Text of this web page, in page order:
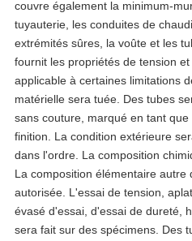
couvre également la minimum-
tuyauterie, les conduites de
extrémités sûres, la voûte et les
fournit les propriétés de tension
applicable à certaines limitations
matérielle sera tuée. Des tubes
sans couture, marqué en tant
finition. La condition extérieure
dans l'ordre. La composition
La composition élémentaire
autorisée. L'essai de tension,
évasé d'essai, d'essai de dureté,
sera fait sur des spécimens. Des